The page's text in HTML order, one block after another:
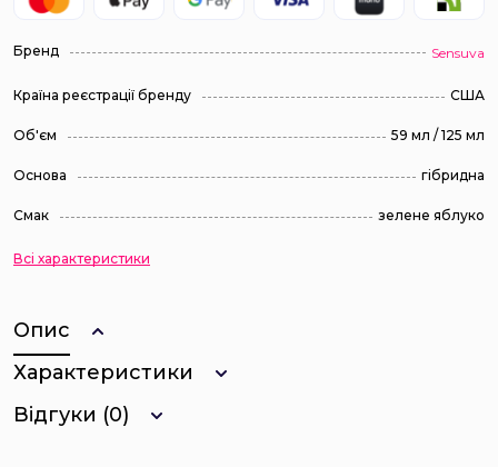
Бренд Sensuva
Країна реєстрації бренду США
Об'єм 59 мл / 125 мл
Основа гібридна
Смак зелене яблуко
Всі характеристики
Опис
Характеристики
Відгуки (0)